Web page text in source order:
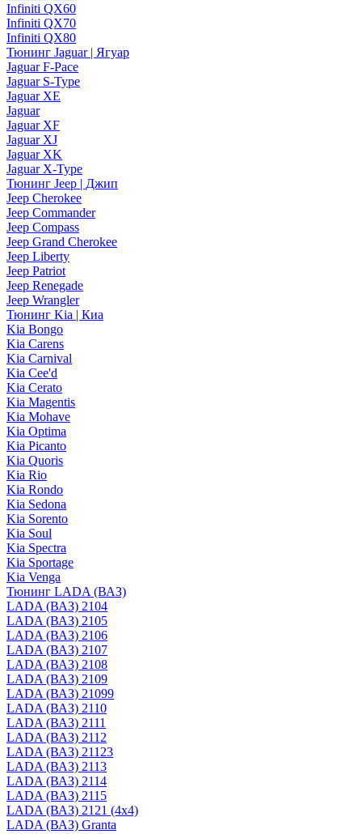
Infiniti QX60
Infiniti QX70
Infiniti QX80
Тюнинг Jaguar | Ягуар
Jaguar F-Pace
Jaguar S-Type
Jaguar XE
Jaguar
Jaguar XF
Jaguar XJ
Jaguar XK
Jaguar X-Type
Тюнинг Jeep | Джип
Jeep Cherokee
Jeep Commander
Jeep Compass
Jeep Grand Cherokee
Jeep Liberty
Jeep Patriot
Jeep Renegade
Jeep Wrangler
Тюнинг Kia | Киа
Kia Bongo
Kia Carens
Kia Carnival
Kia Cee'd
Kia Cerato
Kia Magentis
Kia Mohave
Kia Optima
Kia Picanto
Kia Quoris
Kia Rio
Kia Rondo
Kia Sedona
Kia Sorento
Kia Soul
Kia Spectra
Kia Sportage
Kia Venga
Тюнинг LADA (ВАЗ)
LADA (ВАЗ) 2104
LADA (ВАЗ) 2105
LADA (ВАЗ) 2106
LADA (ВАЗ) 2107
LADA (ВАЗ) 2108
LADA (ВАЗ) 2109
LADA (ВАЗ) 21099
LADA (ВАЗ) 2110
LADA (ВАЗ) 2111
LADA (ВАЗ) 2112
LADA (ВАЗ) 21123
LADA (ВАЗ) 2113
LADA (ВАЗ) 2114
LADA (ВАЗ) 2115
LADA (ВАЗ) 2121 (4x4)
LADA (ВАЗ) Granta